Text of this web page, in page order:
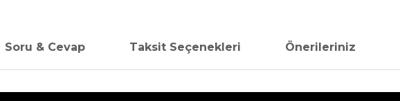
Soru & Cevap Taksit Seçenekleri Önerileriniz